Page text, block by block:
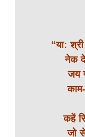
“या:
नेक
जय
कहें
जो